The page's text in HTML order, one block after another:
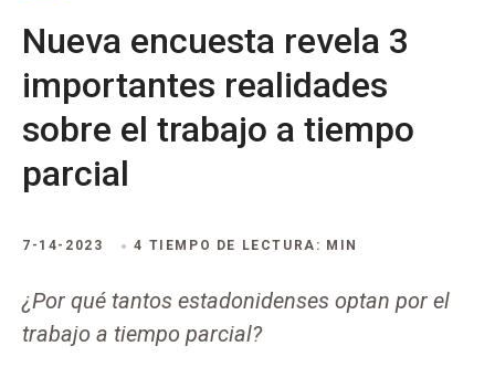
Nueva encuesta revela 3
importantes realidades
sobre el trabajo a tiempo
parcial
7-14-2023 4 TIEMPO DE LECTURA: MIN
¿Por qué tantos estadonidenses optan por el
trabajo a tiempo parcial?